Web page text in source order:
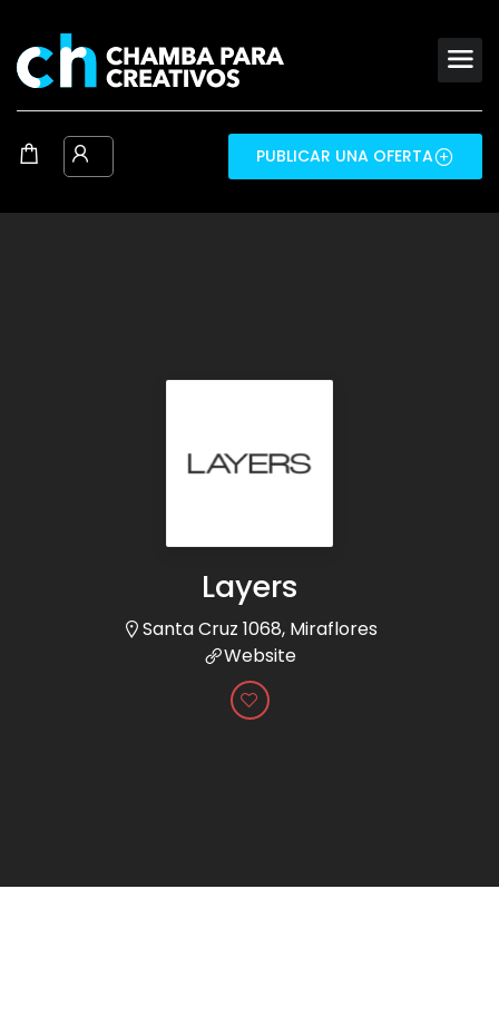
PUBLICAR UNA OFERTA
Layers
Santa Cruz 1068, Miraflores
Website